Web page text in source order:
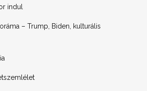
indul
– Trump, Biden, kulturális